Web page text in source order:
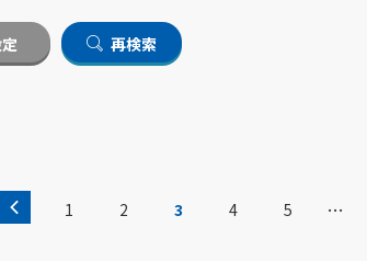
再検索
1 2 3 4 5 …